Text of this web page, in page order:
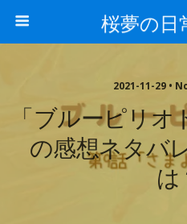
桜夢の日
2021-11-29 •
「ブルーピリ
の感想ネタバ